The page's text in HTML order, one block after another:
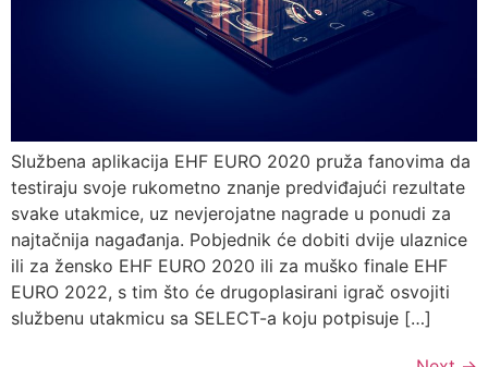
Službena aplikacija EHF EURO 2020 pruža fanovima da
testiraju svoje rukometno znanje predviđajući rezultate
svake utakmice, uz nevjerojatne nagrade u ponudi za
najtačnija nagađanja. Pobjednik će dobiti dvije ulaznice
ili za žensko EHF EURO 2020 ili za muško finale EHF
EURO 2022, s tim što će drugoplasirani igrač osvojiti
službenu utakmicu sa SELECT-a koju potpisuje […]